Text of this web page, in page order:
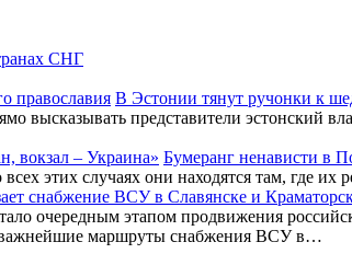
СНГ
В Эстонии тянут ручонки к
высказывать представители эстонский
Бумеранг ненависти в
этих случаях они находятся там, где
очередным этапом продвижения
важнейшие маршруты снабжения ВСУ в…